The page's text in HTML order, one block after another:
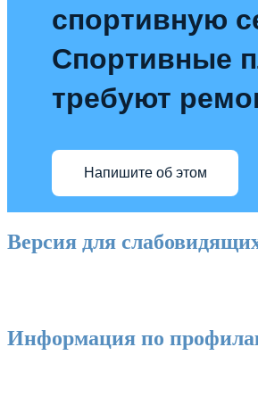
спортивную
Спортивные
требуют
Напишите об этом
Версия для
Информация по